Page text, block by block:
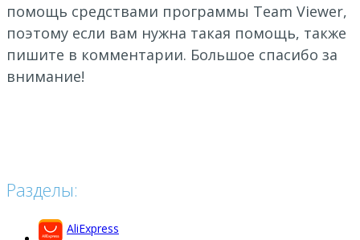
помощь средствами программы Team Viewer,
поэтому если вам нужна такая помощь, также
пишите в комментарии. Большое спасибо за
внимание!
Разделы:
AliExpress